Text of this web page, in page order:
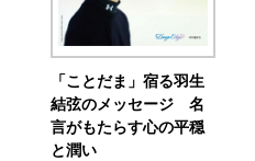
「ことだま」宿る羽生
結弦のメッセージ 名
言がもたらす心の平穏
と潤い